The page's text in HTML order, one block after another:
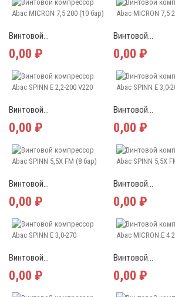
Винтовой...
0,00 ₽
Винтовой...
0,00 ₽
Винтовой...
0,00 ₽
Винтовой...
0,00 ₽
Винтовой...
0,00 ₽
Винтовой...
0,00 ₽
Винтовой...
0,00 ₽
Винтовой...
0,00 ₽